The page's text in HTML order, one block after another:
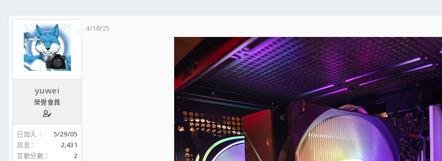
yuwei
榮譽會員
已加入
5/29/05
訊息
2,431
互動分數
2
4/18/25